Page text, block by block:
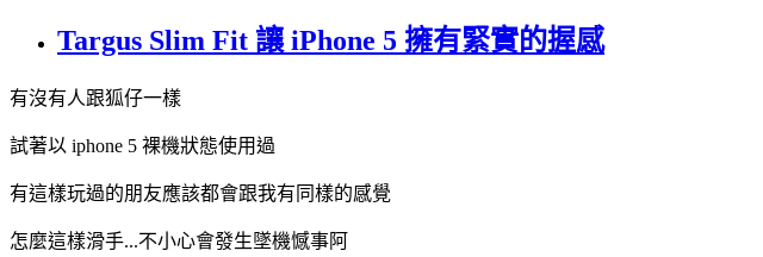
Targus Slim Fit 讓 iPhone 5 擁有緊實的握感
有沒有人跟狐仔一樣
試著以 iphone 5 裸機狀態使用過
有這樣玩過的朋友應該都會跟我有同樣的感覺
怎麼這樣滑手...不小心會發生墜機憾事阿